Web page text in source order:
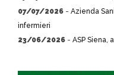
07/07/2026 - Azienda
infermieri
23/06/2026 - ASP Siena,